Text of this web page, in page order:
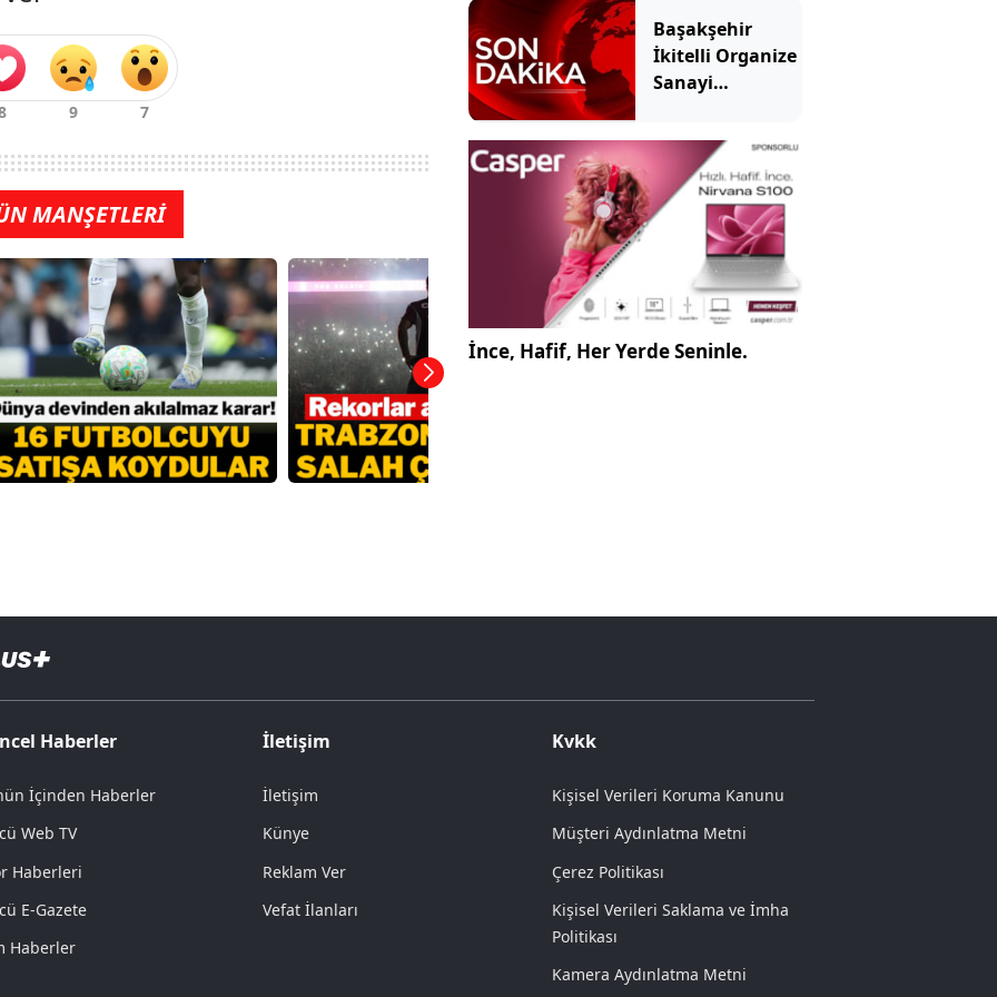
MANŞETLERİ
Başakşehir
İkitelli Organize
Sanayi
yangın
İnce, Hafif, Her Yerde Seninle.
Haberler
İçinden Haberler
Web TV
Haberleri
E-Gazete
Haberler
İletişim
İletişim
Künye
Reklam Ver
Vefat İlanları
Kvkk
Kişisel Verileri Koruma Kanunu
Müşteri Aydınlatma Metni
Çerez Politikası
Kişisel Verileri Saklama ve İmha
Politikası
Kamera Aydınlatma Metni